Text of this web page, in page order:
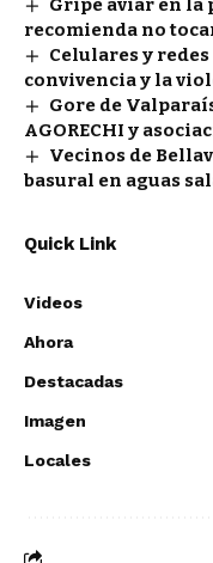
Gripe aviar en la
recomienda no
Celulares y
convivencia y la
Gore de
AGORECHI y
Vecinos de
basural en aguas
Quick Link
Videos
Ahora
Destacadas
Imagen
Locales